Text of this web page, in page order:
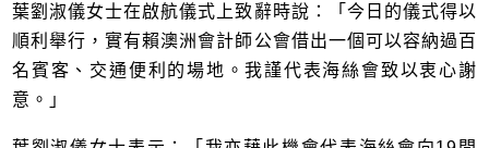
葉劉淑儀女士在啟航儀式上致辭時說：「今日的儀式得以
順利舉行，實有賴澳洲會計師公會借出一個可以容納過百
名賓客、交通便利的場地。我謹代表海絲會致以衷心謝
意。」